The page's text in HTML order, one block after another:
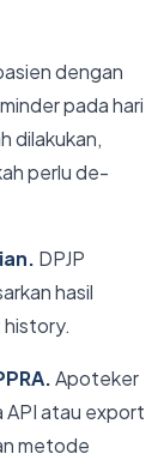
dengan
pada hari
dilakukan,
perlu de-
DPJP
hasil
Apoteker
API atau export
metode